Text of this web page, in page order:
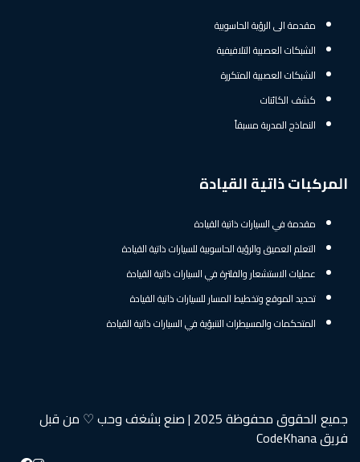
مقدمة الى الرؤية الحاسوبية
الشبكات العصبية التلافيفية
الشبكات العصبية المتكررة
كشف الكائنات
النماذج المدربة مسبقاً
المركبات ذاتية القيادة
مقدمة في السيارات ذاتية القيادة
التعلم العميق والرؤية الحاسوبية للسيارات ذاتية القيادة
عمليات الاستشعار والفلترة في السيارات ذاتية القيادة
تحديد الموقع وتخطيط المسار للسيارات ذاتية القيادة
المتحكمات والمسيطرات التنبؤية في السيارات ذاتية القيادة
جميع الحقوق محفوظة 2025 | صنع بشغف وحب ♡ من قبل
فريق CodeKhana